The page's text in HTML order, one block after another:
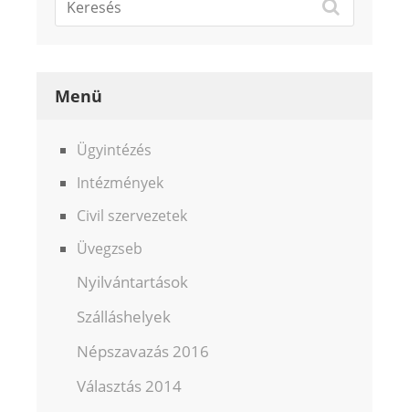
Menü
Ügyintézés
Intézmények
Civil szervezetek
Üvegzseb
Nyilvántartások
Szálláshelyek
Népszavazás 2016
Választás 2014